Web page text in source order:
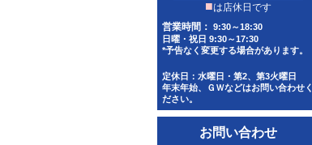
営業時間： 9:30～18:30
日曜・祝日 9:30～17:30
*予告なく変更する場合があります。
定休日：水曜日・第2、第3火曜日
年末年始、ＧＷなどはお問い合わせく
ださい。
お問い合わせ